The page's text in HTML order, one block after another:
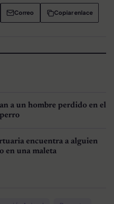
Correo Copiar enlace
a un hombre perdido en el
encuentra a alguien
en una maleta